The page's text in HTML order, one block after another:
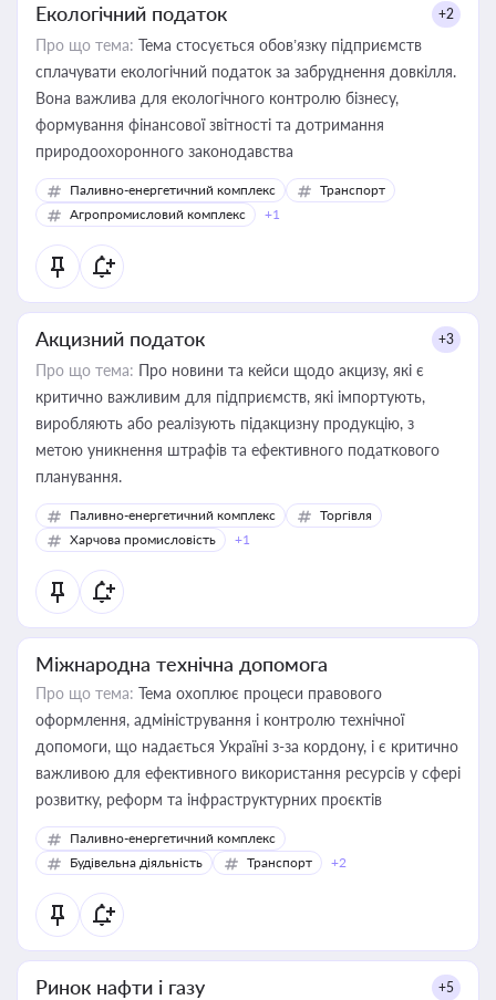
Екологічний податок +2
Про що тема: Тема стосується обов’язку підприємств
сплачувати екологічний податок за забруднення довкілля.
Вона важлива для екологічного контролю бізнесу,
формування фінансової звітності та дотримання
природоохоронного законодавства
Паливно-енергетичний комплекс
Транспорт
Агропромисловий комплекс
+1
Акцизний податок +3
Про що тема: Про новини та кейси щодо акцизу, які є
критично важливим для підприємств, які імпортують,
виробляють або реалізують підакцизну продукцію, з
метою уникнення штрафів та ефективного податкового
планування.
Паливно-енергетичний комплекс
Торгівля
Харчова промисловість
+1
Міжнародна технічна допомога
Про що тема: Тема охоплює процеси правового
оформлення, адміністрування і контролю технічної
допомоги, що надається Україні з-за кордону, і є критично
важливою для ефективного використання ресурсів у сфері
розвитку, реформ та інфраструктурних проєктів
Паливно-енергетичний комплекс
Будівельна діяльність
Транспорт +2
Ринок нафти і газу +5